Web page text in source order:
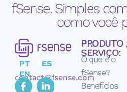
fSense. Simples
como você
PT
ES
EN
contact@fsense.com
PRODUTO
SERVIÇO:
O que é o
fSense?
Benefícios